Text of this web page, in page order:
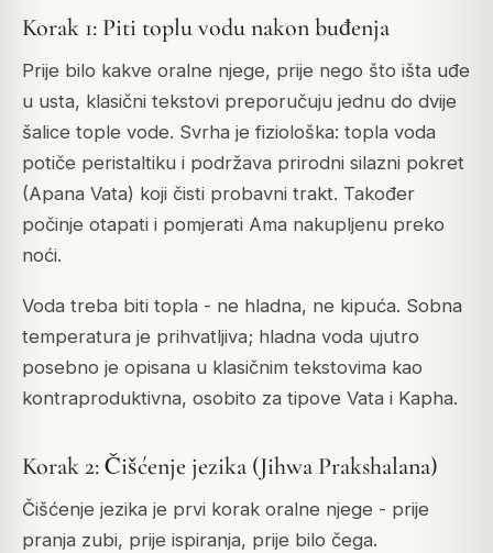
Korak 1: Piti toplu vodu nakon buđenja
Prije bilo kakve oralne njege, prije nego što išta uđe
u usta, klasični tekstovi preporučuju jednu do dvije
šalice tople vode. Svrha je fiziološka: topla voda
potiče peristaltiku i podržava prirodni silazni pokret
(Apana Vata) koji čisti probavni trakt. Također
počinje otapati i pomjerati Ama nakupljenu preko
noći.
Voda treba biti topla - ne hladna, ne kipuća. Sobna
temperatura je prihvatljiva; hladna voda ujutro
posebno je opisana u klasičnim tekstovima kao
kontraproduktivna, osobito za tipove Vata i Kapha.
Korak 2: Čišćenje jezika (Jihwa Prakshalana)
Čišćenje jezika je prvi korak oralne njege - prije
pranja zubi, prije ispiranja, prije bilo čega.